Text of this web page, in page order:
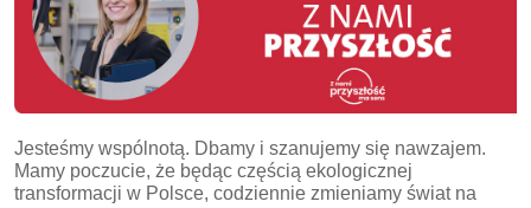
Jesteśmy wspólnotą. Dbamy i szanujemy się nawzajem.
Mamy poczucie, że będąc częścią ekologicznej
transformacji w Polsce, codziennie zmieniamy świat na